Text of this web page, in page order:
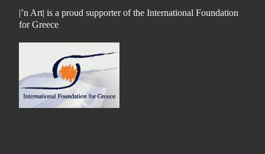
|’n Art| is a proud supporter of the International Foundation
for Greece